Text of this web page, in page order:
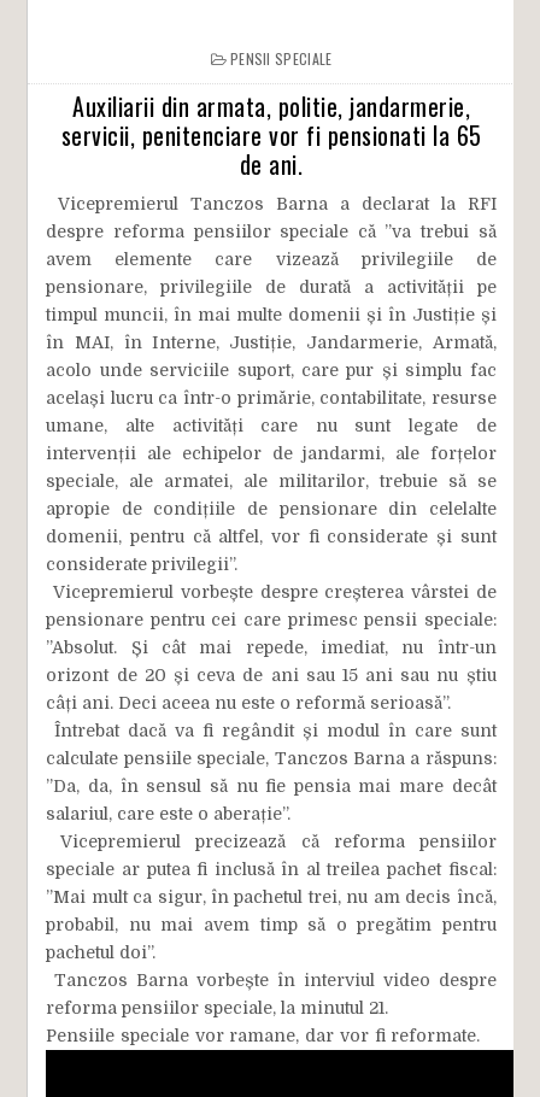
PENSII SPECIALE
Auxiliarii din armata, politie, jandarmerie,
servicii, penitenciare vor fi pensionati la 65
de ani.
Vicepremierul Tanczos Barna a declarat la RFI
despre reforma pensiilor speciale că ”va trebui să
avem elemente care vizează privilegiile de
pensionare, privilegiile de durată a activității pe
timpul muncii, în mai multe domenii și în Justiție și
în MAI, în Interne, Justiție, Jandarmerie, Armată,
acolo unde serviciile suport, care pur și simplu fac
același lucru ca într-o primărie, contabilitate, resurse
umane, alte activități care nu sunt legate de
intervenții ale echipelor de jandarmi, ale forțelor
speciale, ale armatei, ale militarilor, trebuie să se
apropie de condițiile de pensionare din celelalte
domenii, pentru că altfel, vor fi considerate și sunt
considerate privilegii”.
Vicepremierul vorbește despre creșterea vârstei de
pensionare pentru cei care primesc pensii speciale:
”Absolut. Și cât mai repede, imediat, nu într-un
orizont de 20 și ceva de ani sau 15 ani sau nu știu
câți ani. Deci aceea nu este o reformă serioasă”.
Întrebat dacă va fi regândit și modul în care sunt
calculate pensiile speciale, Tanczos Barna a răspuns:
”Da, da, în sensul să nu fie pensia mai mare decât
salariul, care este o aberație”.
Vicepremierul precizează că reforma pensiilor
speciale ar putea fi inclusă în al treilea pachet fiscal:
”Mai mult ca sigur, în pachetul trei, nu am decis încă,
probabil, nu mai avem timp să o pregătim pentru
pachetul doi”.
Tanczos Barna vorbește în interviul video despre
reforma pensiilor speciale, la minutul 21.
Pensiile speciale vor ramane, dar vor fi reformate.